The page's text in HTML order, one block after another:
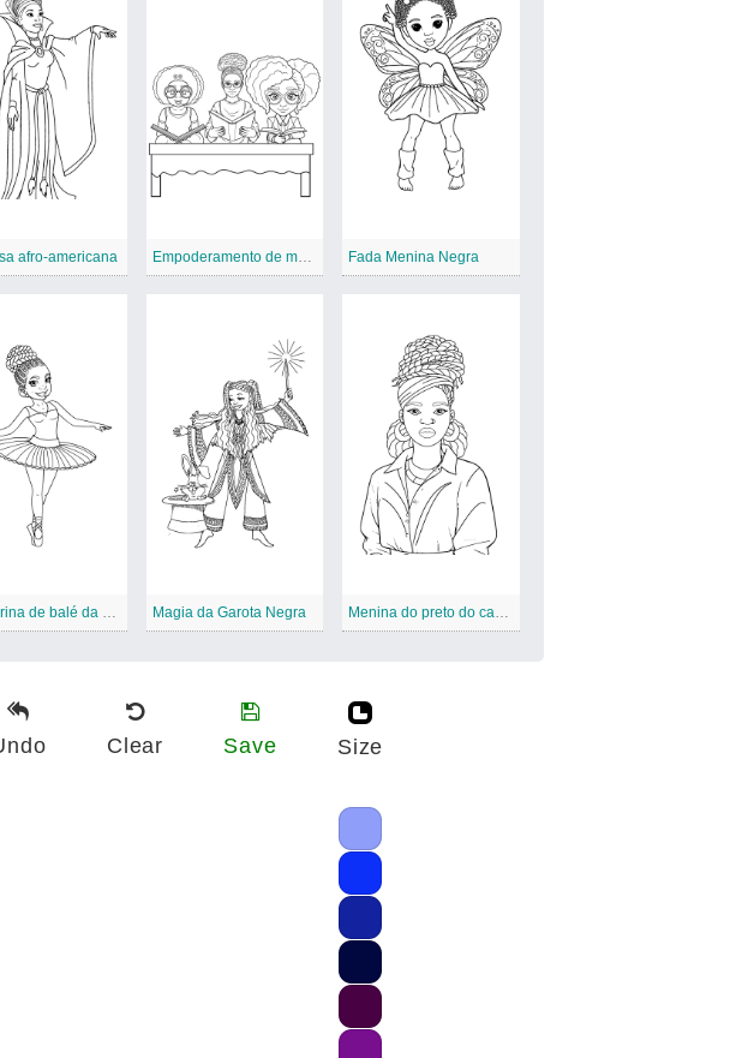
afro-americana Empoderamento de menina negra Fada Menina Negra
Dançarina de balé da menina negra Magia da Garota Negra Menina do preto do cabelo do afro
Clear Save Size